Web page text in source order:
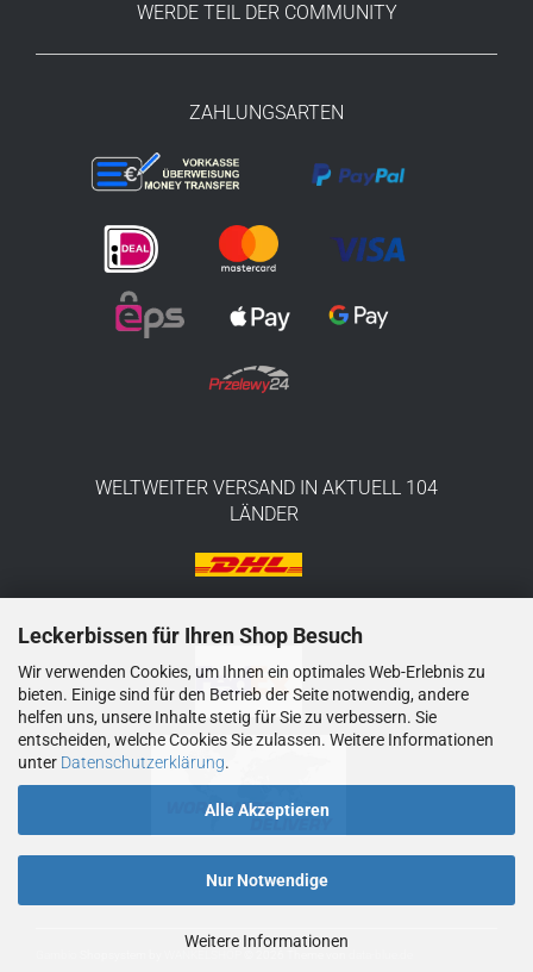
Leckerbissen für Ihren Shop Besuch
Wir verwenden Cookies, um Ihnen ein optimales Web-Erlebnis zu
bieten. Einige sind für den Betrieb der Seite notwendig, andere
helfen uns, unsere Inhalte stetig für Sie zu verbessern. Sie
entscheiden, welche Cookies Sie zulassen. Weitere Informationen
unter Datenschutzerklärung.
Alle Akzeptieren
Nur Notwendige
Weitere Informationen
WERDE TEIL DER COMMUNITY
ZAHLUNGSARTEN
WELTWEITER VERSAND IN AKTUELL 104
LÄNDER